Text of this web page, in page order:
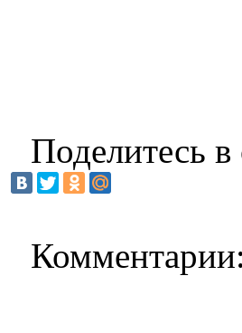
Поделитесь
Комментарии: